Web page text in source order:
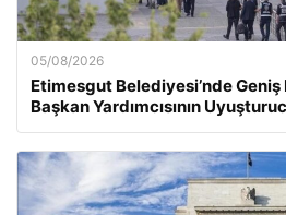
05/08/2026
Etimesgut Belediyesi’nde
Başkan Yardımcısının